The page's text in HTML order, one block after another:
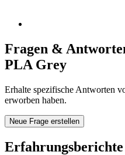
Fragen &
PLA Grey
Erhalte spezifische Antworten
erworben haben.
Neue Frage erstellen